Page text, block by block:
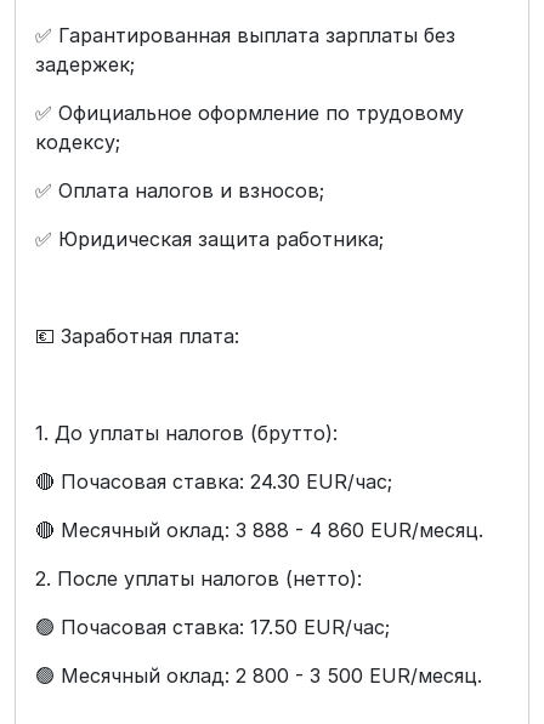
✅ Гарантированная выплата зарплаты без
задержек;
✅ Официальное оформление по трудовому
кодексу;
✅ Оплата налогов и взносов;
✅ Юридическая защита работника;
💶 Заработная плата:
1. До уплаты налогов (брутто):
🔴 Почасовая ставка: 24.30 EUR/час;
🔴 Месячный оклад: 3 888 - 4 860 EUR/месяц.
2. После уплаты налогов (нетто):
🟢 Почасовая ставка: 17.50 EUR/час;
🟢 Месячный оклад: 2 800 - 3 500 EUR/месяц.